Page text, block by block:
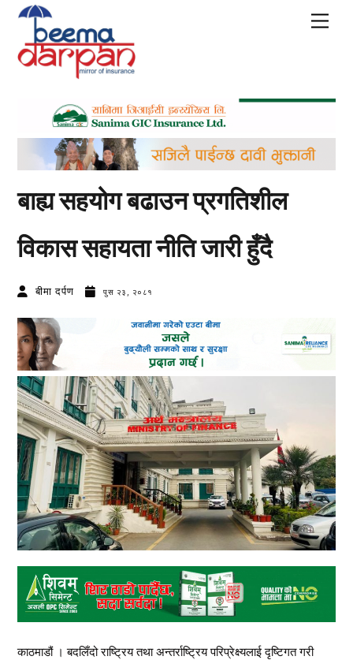
Skip
content
बाह्य सहयोग बढाउन प्रगतिशील
विकास सहायता नीति जारी हुँदै
बीमा दर्पण पुस २३, २०८१
काठमाडौं । बदलिँदो राष्ट्रिय तथा अन्तर्राष्ट्रिय परिप्रेक्ष्यलाई दृष्टिगत गरी